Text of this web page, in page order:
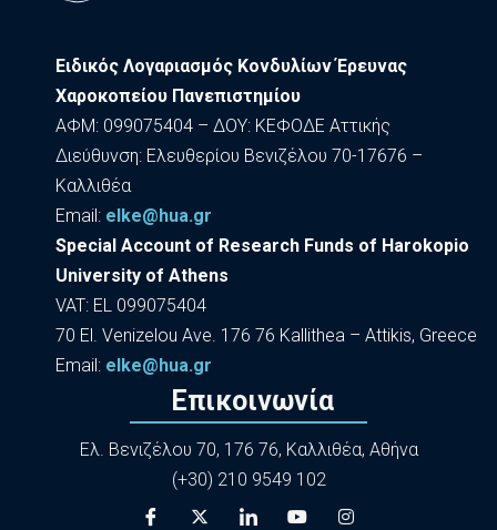
Ειδικός Λογαριασμός Κονδυλίων Έρευνας
Χαροκοπείου Πανεπιστημίου
ΑΦΜ: 099075404 – ΔΟΥ: ΚΕΦΟΔΕ Αττικής
Διεύθυνση: Ελευθερίου Βενιζέλου 70-17676 –
Καλλιθέα
Εmail: elke@hua.gr
Special Account of Research Funds of Harokopio
University of Athens
VAT: EL 099075404
70 El. Venizelou Ave. 176 76 Kallithea – Attikis, Greece
Εmail: elke@hua.gr
Επικοινωνία
Ελ. Βενιζέλου 70, 176 76, Καλλιθέα, Αθήνα
(+30) 210 9549 102